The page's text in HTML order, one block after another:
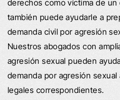
derechos como víctima de un
también puede ayudarle a
demanda civil por agresión
Nuestros abogados con
agresión sexual pueden
demanda por agresión
legales correspondientes.